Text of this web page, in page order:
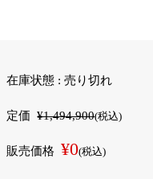
在庫状態 : 売り切れ
定価¥1,494,900(税込)
販売価格 ¥0(税込)